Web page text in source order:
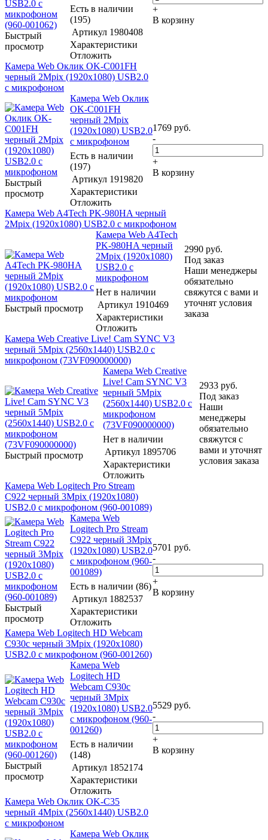
Быстрый
просмотр
Есть в наличии
(195)
Артикул 1980408
Характеристики
Отложить
+
В корзину
Камера Web Оклик OK-C001FH
черный 2Mpix (1920x1080) USB2.0
с микрофоном
Быстрый
просмотр
Камера Web Оклик
OK-C001FH
черный 2Mpix
(1920x1080) USB2.0
с микрофоном
Есть в наличии
(197)
Артикул 1919820
Характеристики
Отложить
1769 руб.
-
+
В корзину
Камера Web A4Tech PK-980HA черный
2Mpix (1920x1080) USB2.0 с микрофоном
Быстрый просмотр
Камера Web A4Tech
PK-980HA черный
2Mpix (1920x1080)
USB2.0 с
микрофоном
Нет в наличии
Артикул 1910469
Характеристики
Отложить
2990 руб.
Под заказ
Наши менеджеры
обязательно
свяжутся с вами и
уточнят условия
заказа
Камера Web Creative Live! Cam SYNC V3
черный 5Mpix (2560x1440) USB2.0 с
микрофоном (73VF090000000)
Быстрый просмотр
Камера Web Creative
Live! Cam SYNC V3
черный 5Mpix
(2560x1440) USB2.0 с
микрофоном
(73VF090000000)
Нет в наличии
Артикул 1895706
Характеристики
Отложить
2933 руб.
Под заказ
Наши
менеджеры
обязательно
свяжутся с
вами и уточнят
условия заказа
Камера Web Logitech Pro Stream
C922 черный 3Mpix (1920x1080)
USB2.0 с микрофоном (960-001089)
Быстрый
просмотр
Камера Web
Logitech Pro Stream
C922 черный 3Mpix
(1920x1080) USB2.0
с микрофоном (960-
001089)
Есть в наличии (86)
Артикул 1882537
Характеристики
Отложить
5701 руб.
-
+
В корзину
Камера Web Logitech HD Webcam
C930c черный 3Mpix (1920x1080)
USB2.0 с микрофоном (960-001260)
Быстрый
просмотр
Камера Web
Logitech HD
Webcam C930c
черный 3Mpix
(1920x1080) USB2.0
с микрофоном (960-
001260)
Есть в наличии
(148)
Артикул 1852174
Характеристики
Отложить
5529 руб.
-
+
В корзину
Камера Web Оклик OK-C35
черный 4Mpix (2560x1440) USB2.0
с микрофоном
Камера Web Оклик